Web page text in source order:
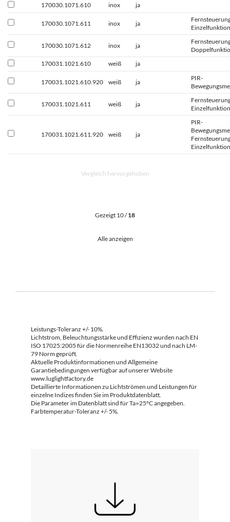
170030.1071.610
inox ja
170030.1071.611 inox ja
Einzelfunktion
170030.1071.612 inox ja
170031.1021.610
weiß ja
170031.1021.610.920 weiß ja
PIR-
170031.1021.611 weiß ja
Einzelfunktion
170031.1021.611.920 weiß ja
PIR-
Einzelfunktion
Vergleich hervorgehoben
Gezeigt 10 /18
Alle anzeigen
Leistungs-Toleranz +/- 10%.
Lichtstrom, Beleuchtungsstärke und Effizienz wurden nach EN
ISO 17025:2005 für die Normenreihe EN13032 und nach LM-
79 Norm geprüft.
Aktuelle Produktinformationen und Allgemeine
Garantiebedingungen verfügbar auf unserer Website
www.luglightfactory.de
Detaillierte Informationen zu Lichtströmen und Leistungen für
einzelne Indizes finden Sie im Produktdatenblatt.
Die Parameter im Datenblatt sind für Ta=25°C angegeben.
Farbtemperatur-Toleranz +/- 5%.